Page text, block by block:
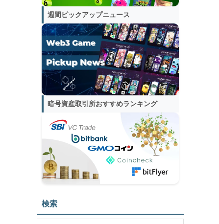
週間ピックアップニュース
暗号資産取引所おすすめランキング
検索